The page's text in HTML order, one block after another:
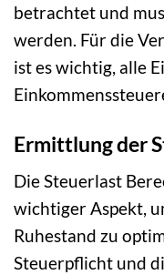
betrachtet und
werden. Für die
ist es wichtig, alle
Ermittlung der
Die Steuerlast
wichtiger Aspekt,
Ruhestand zu
Steuerpflicht und